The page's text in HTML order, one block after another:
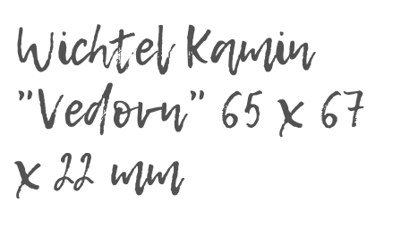
Wichtel Kamin
"Vedovn" 65 x 67
x 22 mm